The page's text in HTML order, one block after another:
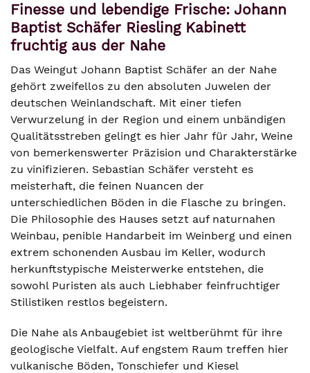
Finesse und lebendige Frische: Johann
Baptist Schäfer Riesling Kabinett
fruchtig aus der Nahe
Das Weingut Johann Baptist Schäfer an der Nahe
gehört zweifellos zu den absoluten Juwelen der
deutschen Weinlandschaft. Mit einer tiefen
Verwurzelung in der Region und einem unbändigen
Qualitätsstreben gelingt es hier Jahr für Jahr, Weine
von bemerkenswerter Präzision und Charakterstärke
zu vinifizieren. Sebastian Schäfer versteht es
meisterhaft, die feinen Nuancen der
unterschiedlichen Böden in die Flasche zu bringen.
Die Philosophie des Hauses setzt auf naturnahen
Weinbau, penible Handarbeit im Weinberg und einen
extrem schonenden Ausbau im Keller, wodurch
herkunftstypische Meisterwerke entstehen, die
sowohl Puristen als auch Liebhaber feinfruchtiger
Stilistiken restlos begeistern.
Die Nahe als Anbaugebiet ist weltberühmt für ihre
geologische Vielfalt. Auf engstem Raum treffen hier
vulkanische Böden, Tonschiefer und Kiesel